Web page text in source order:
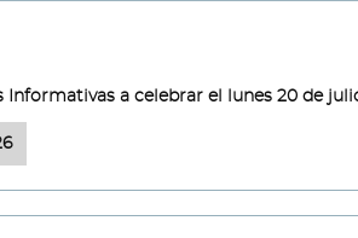
a celebrar el lunes 20 de